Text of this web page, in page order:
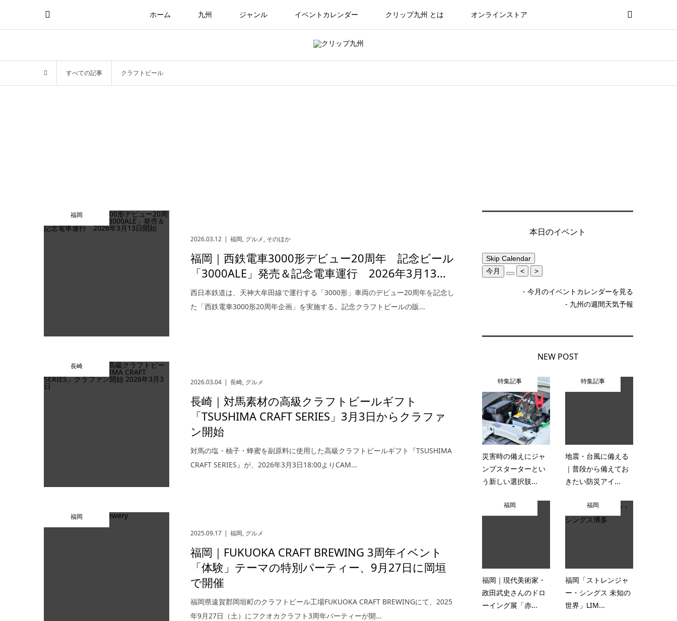
ホーム 九州 ジャンル イベントカレンダー クリップ九州 とは オンラインストア
すべての記事 クラフトビール
福岡
2026.03.12 福岡, グルメ, そのほか
福岡｜西鉄電車3000形デビュー20周年 記念ビール
「3000ALE」発売＆記念電車運行 2026年3月13...
西日本鉄道は、天神大牟田線で運行する「3000形」車両のデビュー20周年を記念し
た「西鉄電車3000形20周年企画」を実施する。記念クラフトビールの販...
長崎
2026.03.04
長崎, グルメ
長崎｜対馬素材の高級クラフトビールギフト
「TSUSHIMA CRAFT SERIES」3月3日からクラファ
ン開始
対馬の塩・柚子・蜂蜜を副原料に使用した高級クラフトビールギフト『TSUSHIMA
CRAFT SERIES』が、2026年3月3日18:00よりCAM...
福岡
2025.09.17
福岡, グルメ
福岡｜FUKUOKA CRAFT BREWING 3周年イベント
「体験」テーマの特別パーティー、9月27日に岡垣
で開催
福岡県遠賀郡岡垣町のクラフトビール工場FUKUOKA CRAFT BREWINGにて、2025
年9月27日（土）にフクオカクラフト3周年パーティーが開...
本日のイベント
Skip Calendar
今月
< >
- 今月のイベントカレンダーを見る
- 九州の週間天気予報
NEW POST
特集記事
災害時の備えにジャ
ンプスターターとい
う新しい選択肢...
特集記事
地震・台風に備える
｜普段から備えてお
きたい防災アイ...
福岡
福岡｜現代美術家・
政田武史さんのドロ
ーイング展「赤...
福岡
福岡「ストレンジャ
ー・シングス 未知の
世界」LIM...